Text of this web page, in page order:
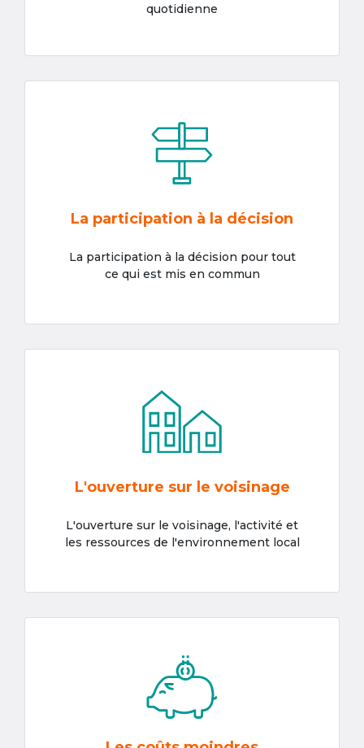
quotidienne
La participation à la décision
La participation à la décision pour tout
ce qui est mis en commun
L'ouverture sur le voisinage
L'ouverture sur le voisinage, l'activité et
les ressources de l'environnement local